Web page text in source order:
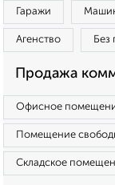
Гаражи
Агенство Без
Продажа
Офисное
Помещение
Складское